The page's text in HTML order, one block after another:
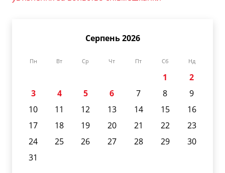
Серпень 2026
Пн Вт Ср Чт Пт Сб Нд
1
2
3
4 5 6 7 8
9
10
11 12 13 14 15
16
17
18 19 20 21 22
23
24
25 26 27 28 29
30
31